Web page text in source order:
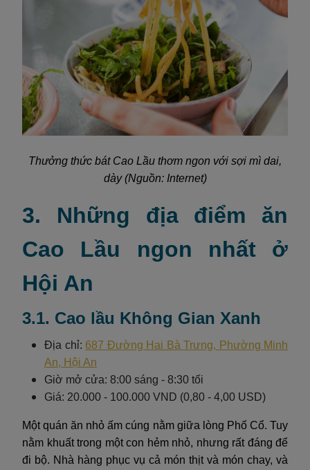
Thưởng thức bát Cao Lầu thơm ngon với sợi mì dai,
dày (Nguồn: Internet)
3. Những địa điểm ăn
Cao Lầu ngon nhất ở
Hội An
3.1. Cao lầu Không Gian Xanh
Địa chỉ: 687 Đường Hai Bà Trưng, Phường Minh
An, Hội An
Giờ mở cửa: 8:00 sáng - 8:30 tối
Giá: 20.000 - 100.000 VND (0,80 - 4,00 USD)
Một quán ăn nhỏ ấm cúng nằm giữa lòng Phố Cổ. Tuy
nằm khuất trong một con hẻm nhỏ, nhưng rất đáng để
đi bộ. Nhà hàng phục vụ cả món thịt và món chay, và